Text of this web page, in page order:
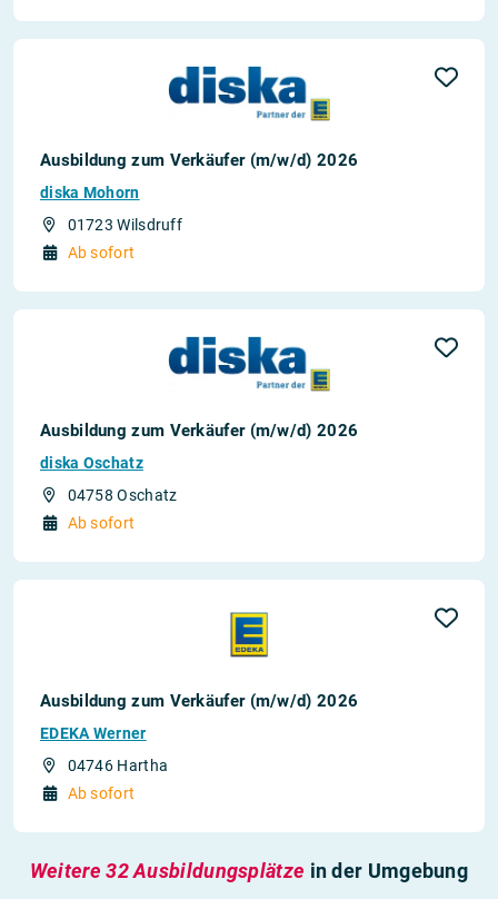
Ausbildung zum Verkäufer (m/w/d) 2026
diska Mohorn
01723 Wilsdruff
Ab sofort
Ausbildung zum Verkäufer (m/w/d) 2026
diska Oschatz
04758 Oschatz
Ab sofort
Ausbildung zum Verkäufer (m/w/d) 2026
EDEKA Werner
04746 Hartha
Ab sofort
Weitere 32 Ausbildungsplätze in der Umgebung